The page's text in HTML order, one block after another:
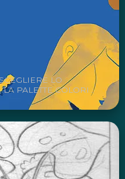
LO
PALETTE COLORI...